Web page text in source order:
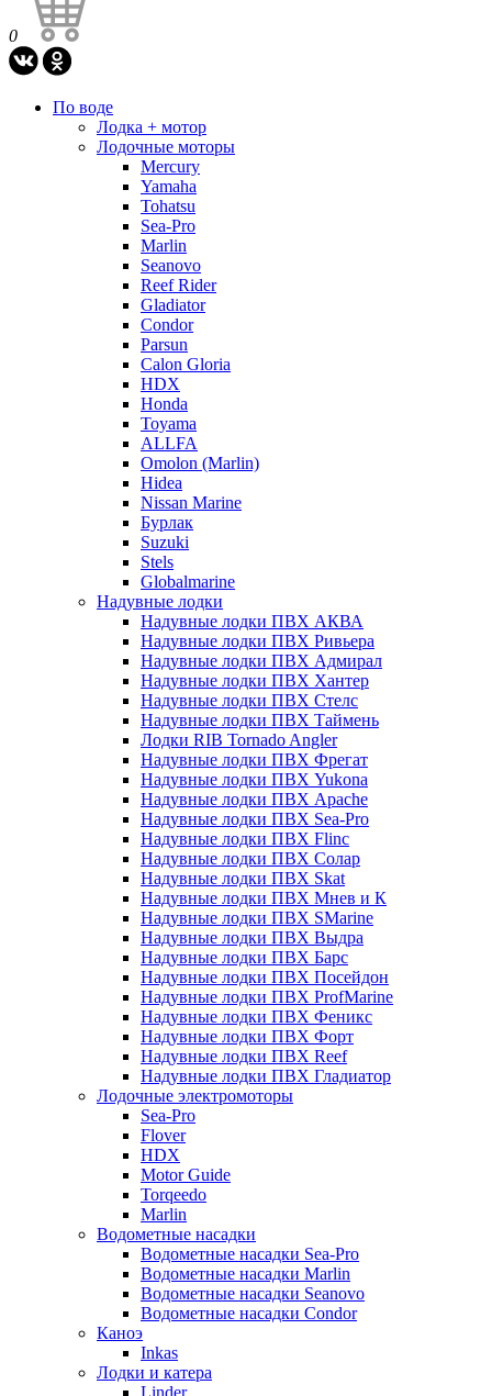
0
По воде
Лодка + мотор
Лодочные моторы
Mercury
Yamaha
Tohatsu
Sea-Pro
Marlin
Seanovo
Reef Rider
Gladiator
Condor
Parsun
Calon Gloria
HDX
Honda
Toyama
ALLFA
Omolon (Marlin)
Hidea
Nissan Marine
Бурлак
Suzuki
Stels
Globalmarine
Надувные лодки
Надувные лодки ПВХ АКВА
Надувные лодки ПВХ Ривьера
Надувные лодки ПВХ Адмирал
Надувные лодки ПВХ Хантер
Надувные лодки ПВХ Стелс
Надувные лодки ПВХ Таймень
Лодки RIB Tornado Angler
Надувные лодки ПВХ Фрегат
Надувные лодки ПВХ Yukona
Надувные лодки ПВХ Apache
Надувные лодки ПВХ Sea-Pro
Надувные лодки ПВХ Flinc
Надувные лодки ПВХ Солар
Надувные лодки ПВХ Skat
Надувные лодки ПВХ Мнев и К
Надувные лодки ПВХ SMarine
Надувные лодки ПВХ Выдра
Надувные лодки ПВХ Барс
Надувные лодки ПВХ Посейдон
Надувные лодки ПВХ ProfMarine
Надувные лодки ПВХ Феникс
Надувные лодки ПВХ Форт
Надувные лодки ПВХ Reef
Надувные лодки ПВХ Гладиатор
Лодочные электромоторы
Sea-Pro
Flover
HDX
Motor Guide
Torqeedo
Marlin
Водометные насадки
Водометные насадки Sea-Pro
Водометные насадки Marlin
Водометные насадки Seanovo
Водометные насадки Condor
Каноэ
Inkas
Лодки и катера
Linder